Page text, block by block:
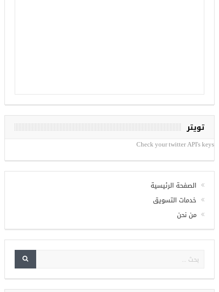
Check your twitter API's keys
خدمات التسويق
من نحن